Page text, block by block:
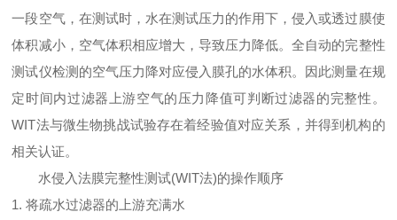
一段空气，在测试时，水在测试压力的作用下，侵入或透过膜使
体积减小，空气体积相应增大，导致压力降低。全自动的完整性
测试仪检测的空气压力降对应侵入 膜孔的水体积。因此测量在规
定时间内过滤器上游空气的压力降值可判断过滤器的完整性。
WIT法与微生物挑战试验存在着经验值对应关系，并得到机构的
相关认证。
水侵入法膜完整性测试(WIT法)的操作顺序
1. 将疏水过滤器的上游充满水